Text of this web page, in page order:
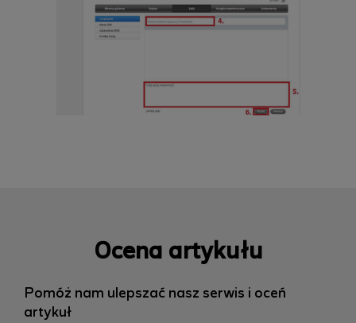
Ocena artykułu
Pomóż nam ulepszać nasz serwis i oceń
artykuł